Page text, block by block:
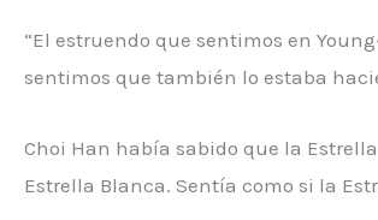
“El estruendo que sentimos en
sentimos que también lo estaba
Choi Han había sabido que la
Estrella Blanca. Sentía como si la